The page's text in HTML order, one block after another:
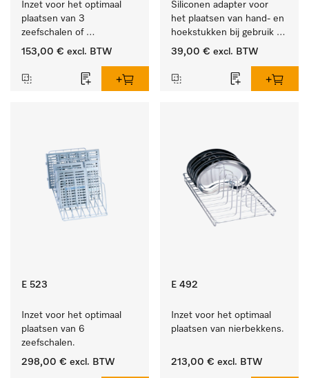
Inzet voor het optimaal
plaatsen van 3
zeefschalen of
nierbekkens.
153,00 € excl. BTW
Siliconen adapter voor
het plaatsen van hand- en
hoekstukken bij gebruik
van AUF 1 of AUF 2.
39,00 € excl. BTW
E 523
Inzet voor het optimaal
plaatsen van 6
zeefschalen.
298,00 € excl. BTW
E 492
Inzet voor het optimaal
plaatsen van nierbekkens.
213,00 € excl. BTW